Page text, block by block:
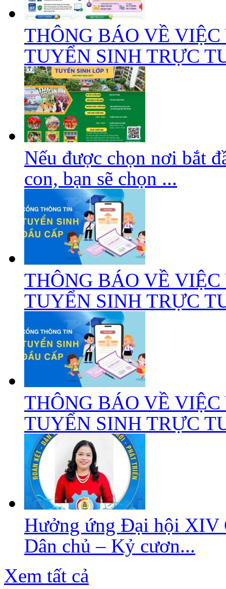
THÔNG BÁO VỀ
TUYỂN SINH TRỰC
Nếu được chọn nơi bắt
con, bạn sẽ chọn ...
THÔNG BÁO VỀ
TUYỂN SINH TRỰC
THÔNG BÁO VỀ
TUYỂN SINH TRỰC
Hưởng ứng Đại hội XIV
Dân chủ – Kỷ cươn...
Xem tất cả